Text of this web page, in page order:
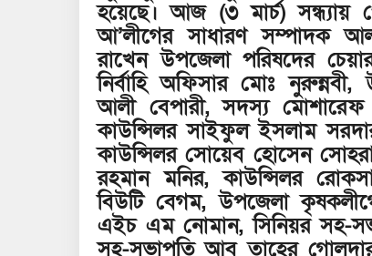
হয়েছে। আজ (৩ মার্চ) সন্ধ্যায়
আ’লীগের সাধারণ সম্পাদক
রাখেন উপজেলা পরিষদের
নির্বাহি অফিসার মোঃ
আলী বেপারী, সদস্য মোশারেফ
কাউন্সিলর সাইফুল ইসলাম
কাউন্সিলর সোয়েব হোসেন
রহমান মনির, কাউন্সিলর
বিউটি বেগম, উপজেলা
এইচ এম নোমান, সিনিয়র সহ-
সহ-সভাপতি আবু তাহের